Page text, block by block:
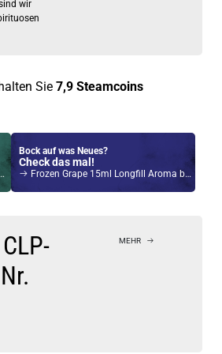
wir
Sie 7,9 Steamcoins
Bock auf was Neues?
Check das mal!
Frozen Grape 15ml Longfill Aroma by Big Mouth
MEHR